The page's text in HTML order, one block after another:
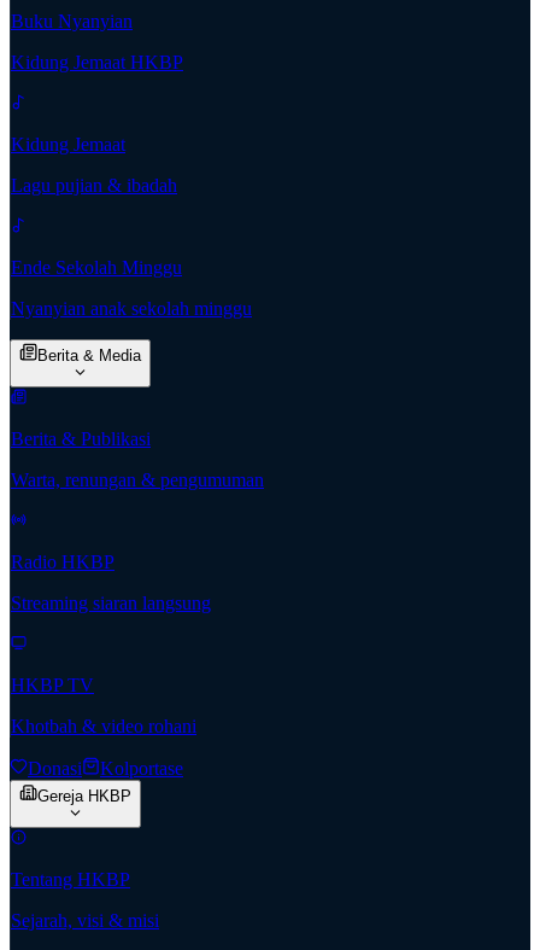
Buku Nyanyian
Kidung Jemaat HKBP
Kidung Jemaat
Lagu pujian & ibadah
Ende Sekolah Minggu
Nyanyian anak sekolah minggu
Berita & Media
Berita & Publikasi
Warta, renungan & pengumuman
Radio HKBP
Streaming siaran langsung
HKBP TV
Khotbah & video rohani
Donasi Kolportase
Gereja HKBP
Tentang HKBP
Sejarah, visi & misi